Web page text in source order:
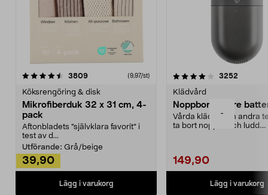
-
3809recensioner (9,97/st)
Köksrengöring & disk
Mikrofiberduk 32 x 31 cm, 4-
pack
Aftonbladets "självklara favorit” i
test av d...
Utförande: Grå/beige
39,90
Lägg i varukorg
4.0av 5 stjärnor 3252
Klädvård
Noppborttagare
Vårda kläder och andra
ta bort noppor och ludd.
149,90
Lägg i varukorg
4.5av 5 stjärnor